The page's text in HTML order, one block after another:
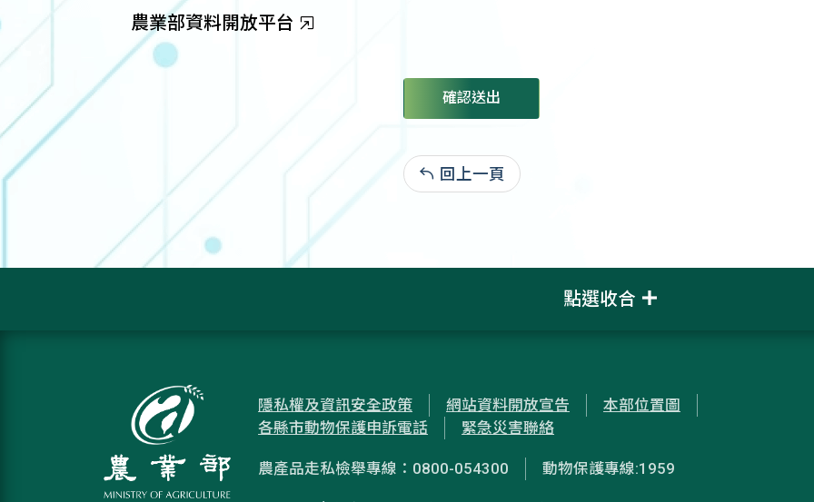
農業部資料開放平台
確認送出
回上一頁
點選收合
隱私權及資訊安全政策 網站資料開放宣告
本部位置圖
各縣市動物保護申訴電話
緊急災害聯絡
農產品走私檢舉專線：0800-054300 動物保護專線:1959